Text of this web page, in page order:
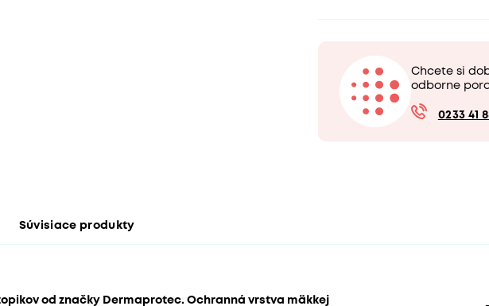
Chcete si
odborne
0233 41
Súvisiace produkty
od značky Dermaprotec. Ochranná vrstva mäkkej